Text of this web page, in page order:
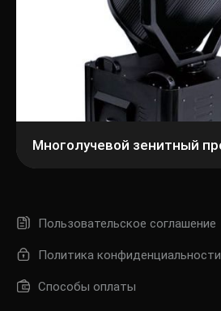
Пользовательское соглашение
Политика конфиденциальности
Способы оплаты